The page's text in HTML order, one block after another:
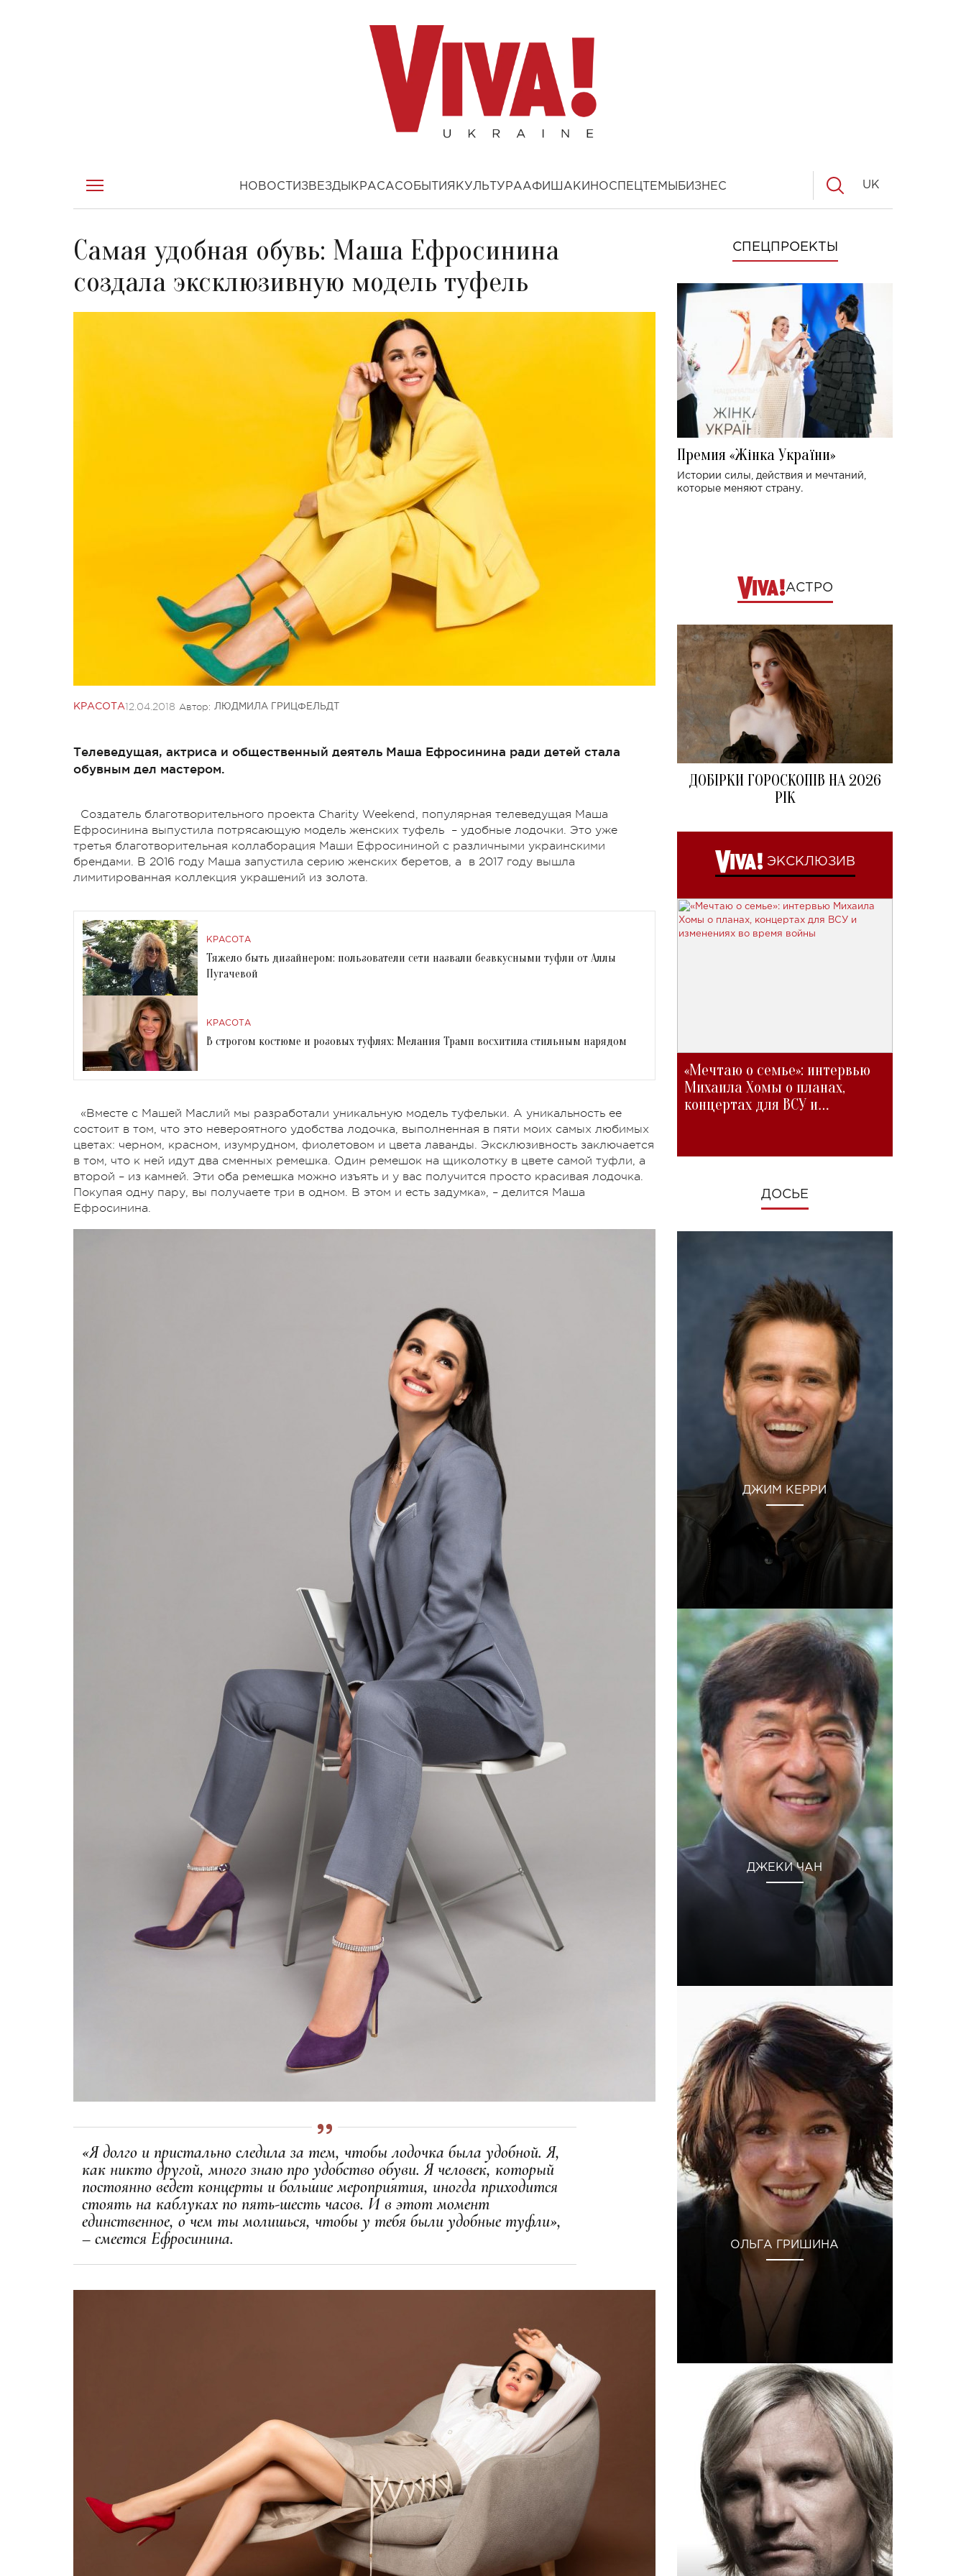
НОВОСТИ ЗВЕЗДЫ КРАСАСОБЫТИЯ КУЛЬТУРААФИША КИНОСПЕЦТЕМЫ БИЗНЕС UK
Самая удобная обувь: Маша Ефросинина
создала эксклюзивную модель туфель
КРАСОТА12.04.2018 Автор: ЛЮДМИЛА ГРИЦФЕЛЬДТ
Телеведущая, актриса и общественный деятель Маша Ефросинина ради детей стала
обувным дел мастером.
Создатель благотворительного проекта Charity Weekend, популярная телеведущая Маша
Ефросинина выпустила потрясающую модель женских туфель – удобные лодочки. Это уже
третья благотворительная коллаборация Маши Ефросининой с различными украинскими
брендами. В 2016 году Маша запустила серию женских беретов, а в 2017 году вышла
лимитированная коллекция украшений из золота.
КРАСОТА
Тяжело быть дизайнером: пользователи сети назвали безвкусными туфли от Аллы
Пугачевой
КРАСОТА
В строгом костюме и розовых туфлях: Мелания Трамп восхитила стильным нарядом
«Вместе с Машей Маслий мы разработали уникальную модель туфельки. А уникальность ее
состоит в том, что это невероятного удобства лодочка, выполненная в пяти моих самых любимых
цветах: черном, красном, изумрудном, фиолетовом и цвета лаванды. Эксклюзивность заключается
в том, что к ней идут два сменных ремешка. Один ремешок на щиколотку в цвете самой туфли, а
второй – из камней. Эти оба ремешка можно изъять и у вас получится просто красивая лодочка.
Покупая одну пару, вы получаете три в одном. В этом и есть задумка», – делится Маша
Ефросинина.
«Я долго и пристально следила за тем, чтобы лодочка была удобной. Я,
как никто другой, много знаю про удобство обуви. Я человек, который
постоянно ведет концерты и большие мероприятия, иногда приходится
стоять на каблуках по пять-шесть часов. И в этот момент
единственное, о чем ты молишься, чтобы у тебя были удобные туфли»,
– смеется Ефросинина.
СПЕЦПРОЕКТЫ
Премия «Жінка України»
Истории силы, действия и мечтаний,
которые меняют страну.
АСТРО
ДОБІРКИ ГОРОСКОПІВ НА 2026
РІК
ЭКСКЛЮЗИВ
«Мечтаю о семье»: интервью
Михаила Хомы о планах,
концертах для ВСУ и
ДОСЬЕ
ДЖИМ КЕРРИ
ДЖЕКИ ЧАН
ОЛЬГА ГРИШИНА